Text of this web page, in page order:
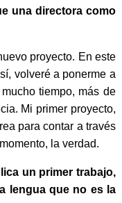
una directora como
proyecto. En este
volveré a ponerme a
tiempo, más de
Mi primer proyecto,
para contar a través
la verdad.
un primer trabajo,
lengua que no es la